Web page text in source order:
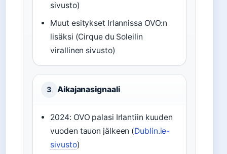
sivusto)
Muut esitykset Irlannissa OVO:n
lisäksi (Cirque du Soleilin
virallinen sivusto)
3 Aikajanasignaali
2024: OVO palasi Irlantiin kuuden
vuoden tauon jälkeen (Dublin.ie-
sivusto)